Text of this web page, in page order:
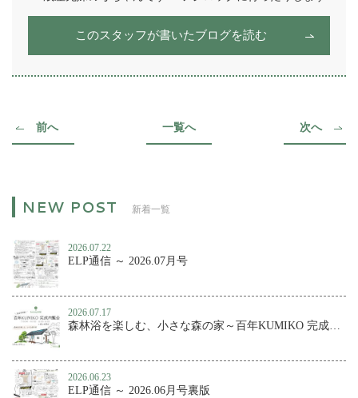
このスタッフが書いたブログを読む
前へ 一覧へ 次へ
新着一覧
2026.07.22
ELP通信 ～ 2026.07月号
2026.07.17
森林浴を楽しむ、小さな森の家～百年KUMIKO 完成内覧会
2026.06.23
ELP通信 ～ 2026.06月号裏版